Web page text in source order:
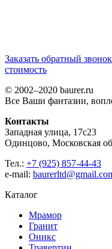
Заказать обратный звонок
стоимость
© 2002–2020 baurer.ru
Все Ваши фантазии,
Контакты
Западная улица, 17с23
Одинцово, Московская
Тел.: +7 (925) 857-44-43
e-mail:
Каталог
Мрамор
Гранит
Оникс